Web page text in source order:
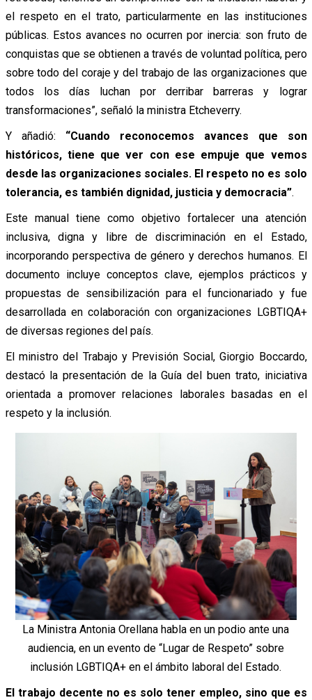
el respeto en el trato, particularmente en las instituciones
públicas. Estos avances no ocurren por inercia: son fruto de
conquistas que se obtienen a través de voluntad política, pero
sobre todo del coraje y del trabajo de las organizaciones que
todos los días luchan por derribar barreras y lograr
transformaciones”, señaló la ministra Etcheverry.
Y añadió: “Cuando reconocemos avances que son
históricos, tiene que ver con ese empuje que vemos
desde las organizaciones sociales. El respeto no es solo
tolerancia, es también dignidad, justicia y democracia”.
Este manual tiene como objetivo fortalecer una atención
inclusiva, digna y libre de discriminación en el Estado,
incorporando perspectiva de género y derechos humanos. El
documento incluye conceptos clave, ejemplos prácticos y
propuestas de sensibilización para el funcionariado y fue
desarrollada en colaboración con organizaciones LGBTIQA+
de diversas regiones del país.
El ministro del Trabajo y Previsión Social, Giorgio Boccardo,
destacó la presentación de laGuía del buen trato, iniciativa
orientada a promover relaciones laborales basadas en el
respeto y la inclusión.
La Ministra Antonia Orellana habla en un podio ante una
audiencia, en un evento de “Lugar de Respeto” sobre
inclusión LGBTIQA+ en el ámbito laboral del Estado.
El trabajo decente no es solo tener empleo, sino que es